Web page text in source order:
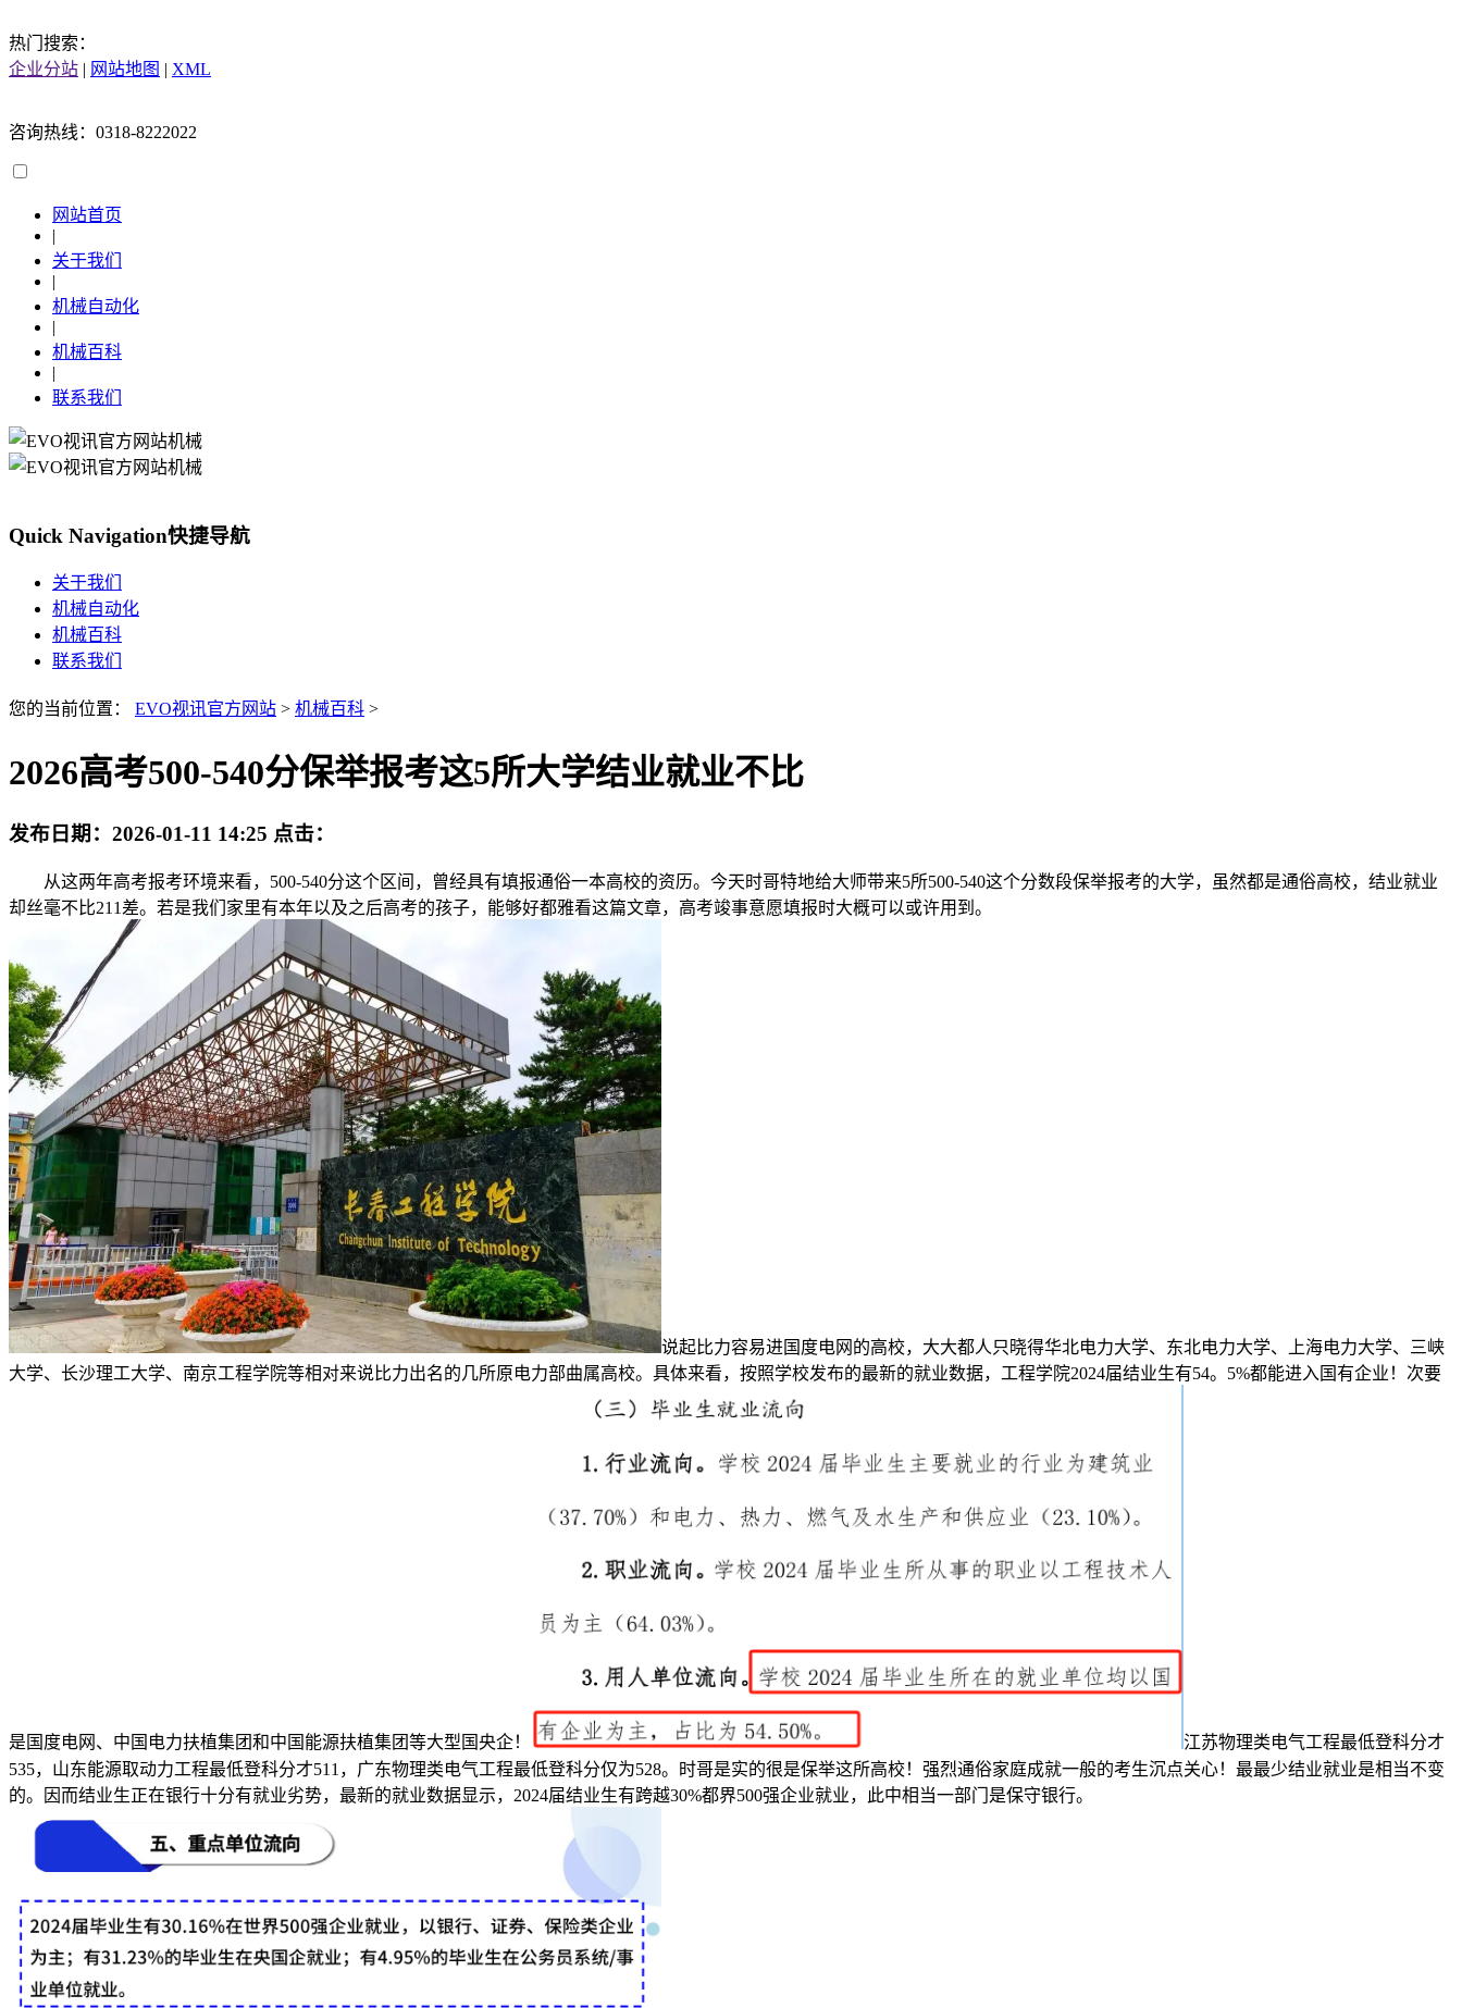
热门搜索：
企业分站 | 网站地图 | XML
咨询热线：0318-8222022
网站首页
|
关于我们
|
机械自动化
|
机械百科
|
联系我们
Quick Navigation快捷导航
关于我们
机械自动化
机械百科
联系我们
您的当前位置： EVO视讯官方网站 > 机械百科 >
2026高考500-540分保举报考这5所大学结业就业不比
发布日期： 2026-01-11 14:25 点击：
从这两年高考报考环境来看，500-540分这个区间，曾经具有填报通俗一本高校的资历。今天时哥特地给大师带来5所500-540这个分数段保举报考的大学，虽然都是通俗高校，结业就业
却丝毫不比211差。若是我们家里有本年以及之后高考的孩子，能够好都雅看这篇文章，高考竣事意愿填报时大概可以或许用到。
说起比力容易进国度电网的高校，大大都人只晓得华北电力大学、东北电力大学、上海电力大学、三峡
大学、长沙理工大学、南京工程学院等相对来说比力出名的几所原电力部曲属高校。具体来看，按照学校发布的最新的就业数据，工程学院2024届结业生有54。5%都能进入国有企业！次要
是国度电网、中国电力扶植集团和中国能源扶植集团等大型国央企！
江苏物理类电气工程最低登科分才
535，山东能源取动力工程最低登科分才511，广东物理类电气工程最低登科分仅为528。时哥是实的很是保举这所高校！强烈通俗家庭成就一般的考生沉点关心！最最少结业就业是相当不变
的。因而结业生正在银行十分有就业劣势，最新的就业数据显示，2024届结业生有跨越30%都界500强企业就业，此中相当一部门是保守银行。